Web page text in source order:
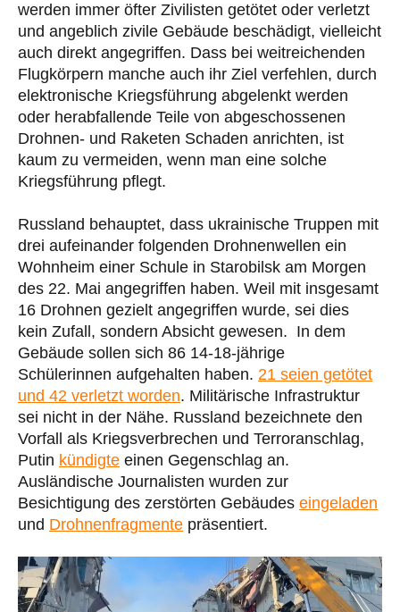
werden immer öfter Zivilisten getötet oder verletzt
und angeblich zivile Gebäude beschädigt, vielleicht
auch direkt angegriffen. Dass bei weitreichenden
Flugkörpern manche auch ihr Ziel verfehlen, durch
elektronische Kriegsführung abgelenkt werden
oder herabfallende Teile von abgeschossenen
Drohnen- und Raketen Schaden anrichten, ist
kaum zu vermeiden, wenn man eine solche
Kriegsführung pflegt.
Russland behauptet, dass ukrainische Truppen mit
drei aufeinander folgenden Drohnenwellen ein
Wohnheim einer Schule in Starobilsk am Morgen
des 22. Mai angegriffen haben. Weil mit insgesamt
16 Drohnen gezielt angegriffen wurde, sei dies
kein Zufall, sondern Absicht gewesen. In dem
Gebäude sollen sich 86 14-18-jährige
Schülerinnen aufgehalten haben. 21 seien getötet
und 42 verletzt worden. Militärische Infrastruktur
sei nicht in der Nähe. Russland bezeichnete den
Vorfall als Kriegsverbrechen und Terroranschlag,
Putin kündigte einen Gegenschlag an.
Ausländische Journalisten wurden zur
Besichtigung des zerstörten Gebäudes eingeladen
und Drohnenfragmente präsentiert.